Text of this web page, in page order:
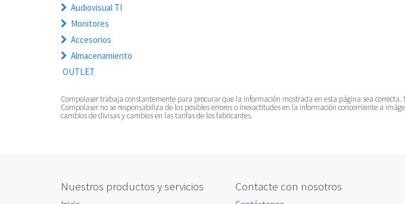
Audiovisual TI
Monitores
Accesorios
Almacenamiento
OUTLET
Compolaser trabaja constantemente para procurar que la información mostrada en esta página sea
Compolaser no se responsabiliza de los posibles errores o inexactitudes en la información concerniente a
cambios de divisas y cambios en las tarifas de los fabricantes.
Nuestros productos y servicios Contacte con nosotros